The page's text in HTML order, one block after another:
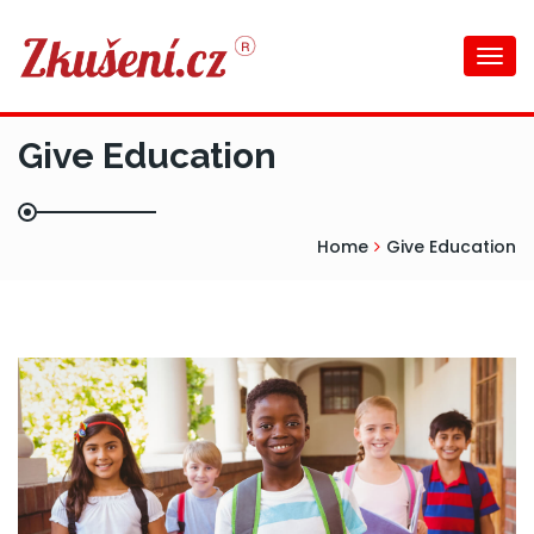
Give Education
Home Give Education